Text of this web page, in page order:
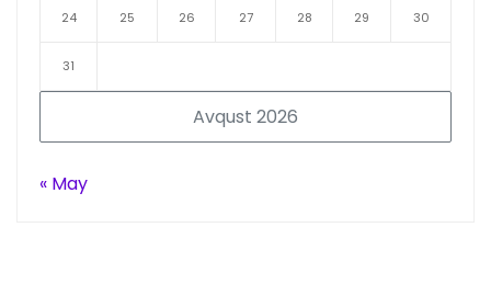
Avqust 2026
24 25 26 27 28 29 30
31
« May